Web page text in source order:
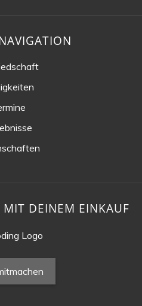
MIT DEINEM EINKAUF